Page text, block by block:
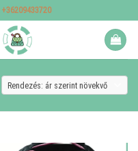
+36209433720